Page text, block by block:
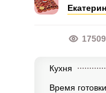
17509
Кухня
Время готовки